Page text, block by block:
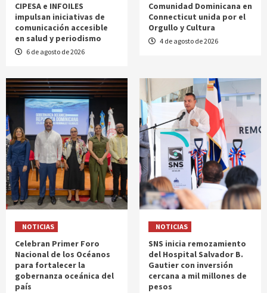
CIPESA e INFOILES
impulsan iniciativas de
comunicación accesible
en salud y periodismo
6 de agosto de 2026
Comunidad Dominicana en
Connecticut unida por el
Orgullo y Cultura
4 de agosto de 2026
NOTICIAS
Celebran Primer Foro
Nacional de los Océanos
para fortalecer la
gobernanza oceánica del
país
NOTICIAS
SNS inicia remozamiento
del Hospital Salvador B.
Gautier con inversión
cercana a mil millones de
pesos